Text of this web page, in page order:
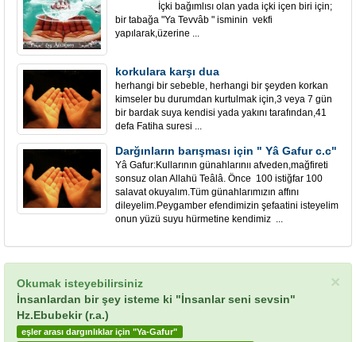
İçki bağımlısı olan yada içki içen biri için;
bir tabağa "Ya Tevvâb " isminin vekfi
yapılarak,üzerine ...
korkulara karşı dua
herhangi bir sebeble, herhangi bir şeyden korkan
kimseler bu durumdan kurtulmak için,3 veya 7 gün
bir bardak suya kendisi yada yakını tarafından,41
defa Fatiha suresi ...
Darğınların barışması için " Yâ Gafur c.c"
Yâ Gafur:Kullarının günahlarınıı afveden,mağfireti
sonsuz olan Allahü Teâlâ. Önce 100 istiğfar 100
salavat okuyalım.Tüm günahlarımızın affını
dileyelim.Peygamber efendimizin şefaatini isteyelim
onun yüzü suyu hürmetine kendimiz ...
×
Okumak isteyebilirsiniz
İnsanlardan bir şey isteme ki "İnsanlar seni sevsin"
Hz.Ebubekir (r.a.)
eşler arası dargınlıklar için "Ya-Gafur"